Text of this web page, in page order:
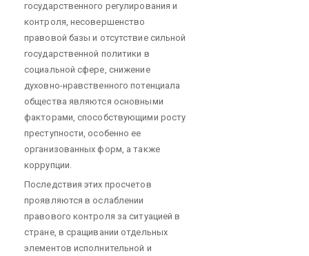
государственного регулирования и
контроля, несовершенство
правовой базы и отсутствие сильной
государственной политики в
социальной сфере, снижение
духовно-нравственного потенциала
общества являются основными
факторами, способствующими росту
преступности, особенно ее
организованных форм, а также
коррупции.
Последствия этих просчетов
проявляются в ослаблении
правового контроля за ситуацией в
стране, в сращивании отдельных
элементов исполнительной и